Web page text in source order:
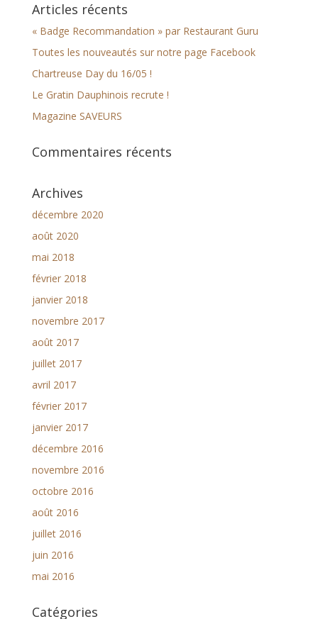
Articles récents
« Badge Recommandation » par Restaurant Guru
Toutes les nouveautés sur notre page Facebook
Chartreuse Day du 16/05 !
Le Gratin Dauphinois recrute !
Magazine SAVEURS
Commentaires récents
Archives
décembre 2020
août 2020
mai 2018
février 2018
janvier 2018
novembre 2017
août 2017
juillet 2017
avril 2017
février 2017
janvier 2017
décembre 2016
novembre 2016
octobre 2016
août 2016
juillet 2016
juin 2016
mai 2016
Catégories